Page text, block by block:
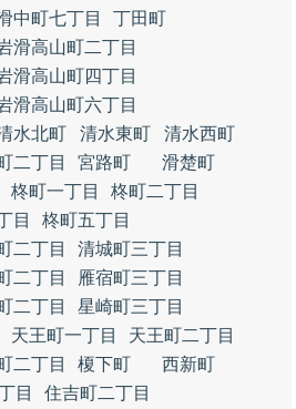
中町七丁目
丁田町
滑高山町二丁目
滑高山町四丁目
滑高山町六丁目
水北町 清水東町
清水西町
二丁目 宮路町
滑楚町
柊町一丁目
柊町二丁目
目
柊町五丁目
二丁目
清城町三丁目
二丁目
雁宿町三丁目
二丁目
星崎町三丁目
天王町一丁目
天王町二丁目
二丁目 榎下町
西新町
目
住吉町二丁目